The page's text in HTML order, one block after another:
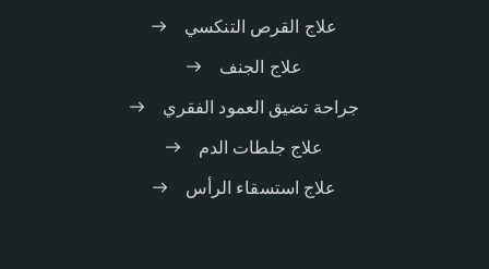
علاج القرص التنكسي
علاج الجنف
جراحة تضيق العمود الفقري
علاج جلطات الدم
علاج استسقاء الرأس